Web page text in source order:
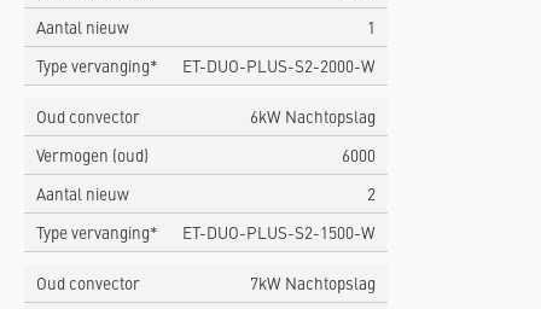
Aantal nieuw 1
Type vervanging* ET-DUO-PLUS-S2-2000-W
Oud convector 6kW Nachtopslag
Vermogen (oud) 6000
Aantal nieuw 2
Type vervanging* ET-DUO-PLUS-S2-1500-W
Oud convector 7kW Nachtopslag